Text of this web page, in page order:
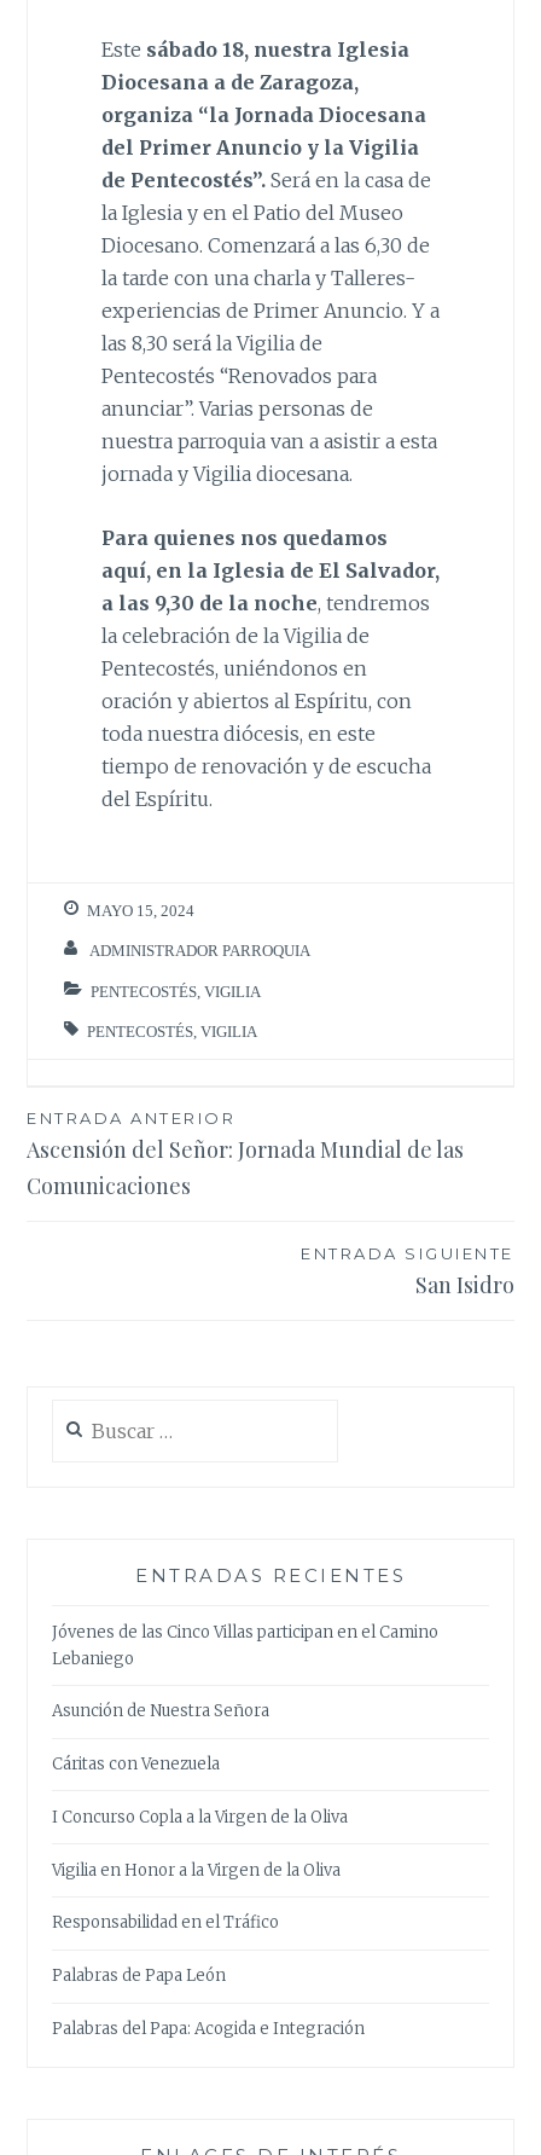
Este sábado 18, nuestra Iglesia
Diocesana a de Zaragoza,
organiza “la Jornada Diocesana
del Primer Anuncio y la Vigilia
de Pentecostés”. Será en la casa de
la Iglesia y en el Patio del Museo
Diocesano. Comenzará a las 6,30 de
la tarde con una charla y Talleres-
experiencias de Primer Anuncio. Y a
las 8,30 será la Vigilia de
Pentecostés “Renovados para
anunciar”. Varias personas de
nuestra parroquia van a asistir a esta
jornada y Vigilia diocesana.
Para quienes nos quedamos
aquí, en la Iglesia de El Salvador,
a las 9,30 de la noche, tendremos
la celebración de la Vigilia de
Pentecostés, uniéndonos en
oración y abiertos al Espíritu, con
toda nuestra diócesis, en este
tiempo de renovación y de escucha
del Espíritu.
MAYO 15, 2024
ADMINISTRADOR PARROQUIA
PENTECOSTÉS ,VIGILIA
PENTECOSTÉS ,VIGILIA
Navegación
de
ENTRADA ANTERIOR
Ascensión del Señor: Jornada Mundial de las
Comunicaciones
ENTRADA SIGUIENTE
San Isidro
ENTRADAS RECIENTES
Jóvenes de las Cinco Villas participan en el Camino
Lebaniego
Asunción de Nuestra Señora
Cáritas con Venezuela
I Concurso Copla a la Virgen de la Oliva
Vigilia en Honor a la Virgen de la Oliva
Responsabilidad en el Tráfico
Palabras de Papa León
Palabras del Papa: Acogida e Integración